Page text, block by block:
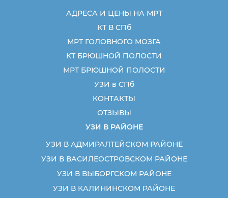
АДРЕСА И ЦЕНЫ НА МРТ
КТ В СПб
МРТ ГОЛОВНОГО МОЗГА
КТ БРЮШНОЙ ПОЛОСТИ
МРТ БРЮШНОЙ ПОЛОСТИ
УЗИ в СПб
КОНТАКТЫ
ОТЗЫВЫ
УЗИ В РАЙОНЕ
УЗИ В АДМИРАЛТЕЙСКОМ РАЙОНЕ
УЗИ В ВАСИЛЕОСТРОВСКОМ РАЙОНЕ
УЗИ В ВЫБОРГСКОМ РАЙОНЕ
УЗИ В КАЛИНИНСКОМ РАЙОНЕ